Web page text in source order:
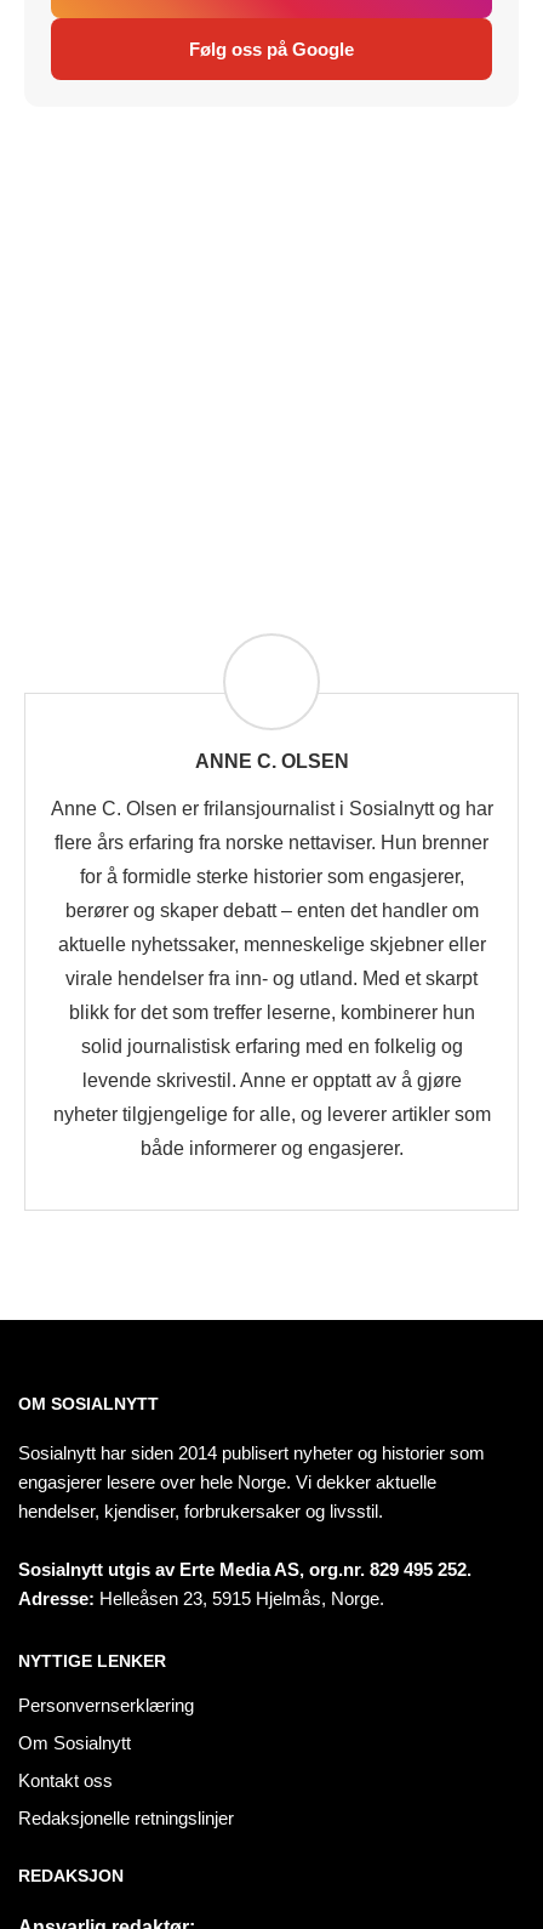
Følg oss på Google
ANNE C. OLSEN
Anne C. Olsen er frilansjournalist i Sosialnytt og har
flere års erfaring fra norske nettaviser. Hun brenner
for å formidle sterke historier som engasjerer,
berører og skaper debatt – enten det handler om
aktuelle nyhetssaker, menneskelige skjebner eller
virale hendelser fra inn- og utland. Med et skarpt
blikk for det som treffer leserne, kombinerer hun
solid journalistisk erfaring med en folkelig og
levende skrivestil. Anne er opptatt av å gjøre
nyheter tilgjengelige for alle, og leverer artikler som
både informerer og engasjerer.
OM SOSIALNYTT
Sosialnytt har siden 2014 publisert nyheter og historier som
engasjerer lesere over hele Norge. Vi dekker aktuelle
hendelser, kjendiser, forbrukersaker og livsstil.
Sosialnytt utgis av Erte Media AS, org.nr. 829 495 252.
Adresse: Helleåsen 23, 5915 Hjelmås, Norge.
NYTTIGE LENKER
Personvernserklæring
Om Sosialnytt
Kontakt oss
Redaksjonelle retningslinjer
REDAKSJON